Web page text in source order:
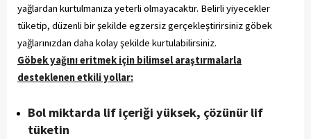
yağlardan kurtulmanıza yeterli olmayacaktır. Belirli yiyecekler
tüketip, düzenli bir şekilde egzersiz gerçekleştirirsiniz göbek
yağlarınızdan daha kolay şekilde kurtulabilirsiniz.
Göbek yağını eritmek için bilimsel araştırmalarla
desteklenen etkili yollar:
Bol miktarda lif içeriği yüksek, çözünür lif
tüketin